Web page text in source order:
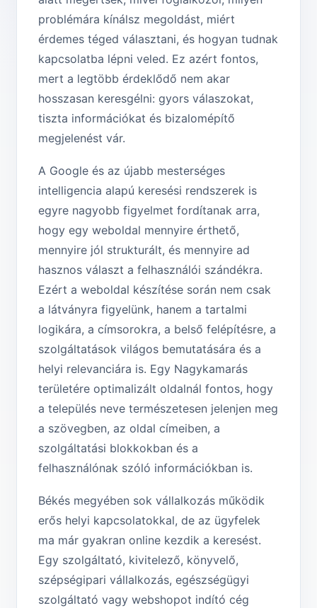
problémára kínálsz megoldást, miért
érdemes téged választani, és hogyan tudnak
kapcsolatba lépni veled. Ez azért fontos,
mert a legtöbb érdeklődő nem akar
hosszasan keresgélni: gyors válaszokat,
tiszta információkat és bizalomépítő
megjelenést vár.
A Google és az újabb mesterséges
intelligencia alapú keresési rendszerek is
egyre nagyobb figyelmet fordítanak arra,
hogy egy weboldal mennyire érthető,
mennyire jól strukturált, és mennyire ad
hasznos választ a felhasználói szándékra.
Ezért a weboldal készítése során nem csak
a látványra figyelünk, hanem a tartalmi
logikára, a címsorokra, a belső felépítésre, a
szolgáltatások világos bemutatására és a
helyi relevanciára is. Egy Nagykamarás
területére optimalizált oldalnál fontos, hogy
a település neve természetesen jelenjen meg
a szövegben, az oldal címeiben, a
szolgáltatási blokkokban és a
felhasználónak szóló információkban is.
Békés megyében sok vállalkozás működik
erős helyi kapcsolatokkal, de az ügyfelek
ma már gyakran online kezdik a keresést.
Egy szolgáltató, kivitelező, könyvelő,
szépségipari vállalkozás, egészségügyi
szolgáltató vagy webshopot indító cég